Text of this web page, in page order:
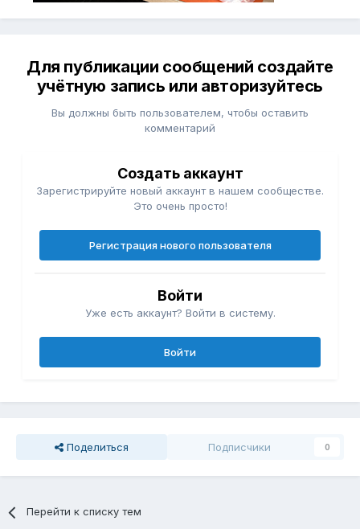
Для публикации сообщений создайте
учётную запись или авторизуйтесь
Вы должны быть пользователем, чтобы оставить
комментарий
Создать аккаунт
Зарегистрируйте новый аккаунт в нашем сообществе.
Это очень просто!
Регистрация нового пользователя
Войти
Уже есть аккаунт? Войти в систему.
Войти
Поделиться Подписчики 0
Перейти к списку тем